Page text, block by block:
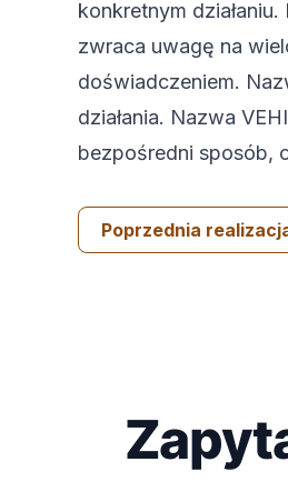
konkretnym
zwraca uwagę na
doświadczeniem.
działania. Nazwa
bezpośredni sposób,
Poprzednia